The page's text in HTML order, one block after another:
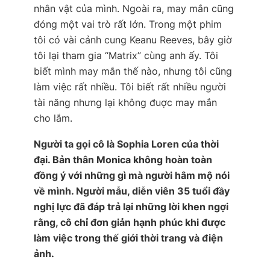
nhân vật của mình. Ngoài ra, may mắn cũng
đóng một vai trò rất lớn. Trong một phim
tôi có vài cảnh cung Keanu Reeves, bây giờ
tôi lại tham gia “Matrix” cùng anh ấy. Tôi
biết mình may mắn thế nào, nhưng tôi cũng
làm việc rất nhiều. Tôi biết rất nhiều người
tài năng nhưng lại không đuợc may mắn
cho lắm.
Người ta gọi cô là Sophia Loren của thời
đại. Bản thân Monica không hoàn toàn
đồng ý với những gì mà người hâm mộ nói
về mình. Người mẫu, diễn viên 35 tuổi đầy
nghị lực đã đáp trả lại những lời khen ngợi
rằng, cô chỉ đơn giản hạnh phúc khi được
làm việc trong thế giới thời trang và điện
ảnh.